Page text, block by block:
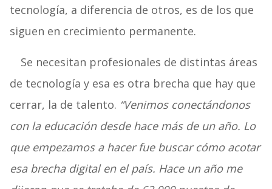
tecnología, a diferencia de otros, es de los que
siguen en crecimiento permanente.
Se necesitan profesionales de distintas áreas
de tecnología y esa es otra brecha que hay que
cerrar, la de talento. “Venimos conectándonos
con la educación desde hace más de un año. Lo
que empezamos a hacer fue buscar cómo acotar
esa brecha digital en el país. Hace un año me